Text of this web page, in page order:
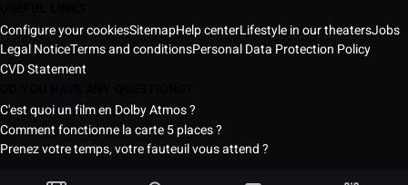
Configure your cookiesSitemapHelp centerLifestyle in our theatersJobs
Legal NoticeTerms and conditionsPersonal Data Protection Policy
CVD Statement
C'est quoi un film en Dolby Atmos ?
Comment fonctionne la carte 5 places ?
Prenez votre temps, votre fauteuil vous attend ?